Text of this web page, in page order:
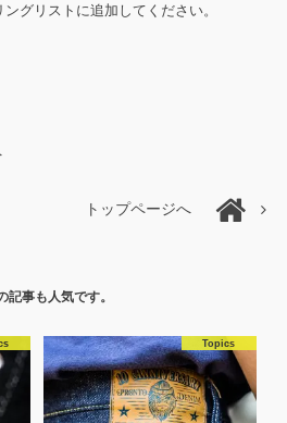
グリストに追加してください。
トップページへ
記事も人気です。
Topics